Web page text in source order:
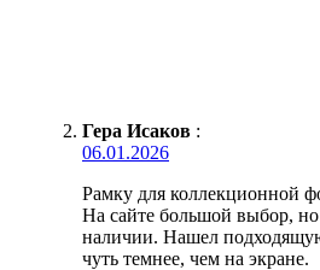
Гера Исаков :
06.01.2026
Рамку для коллекционной
На сайте большой выбор, но
наличии. Нашел
чуть темнее, чем на экране.